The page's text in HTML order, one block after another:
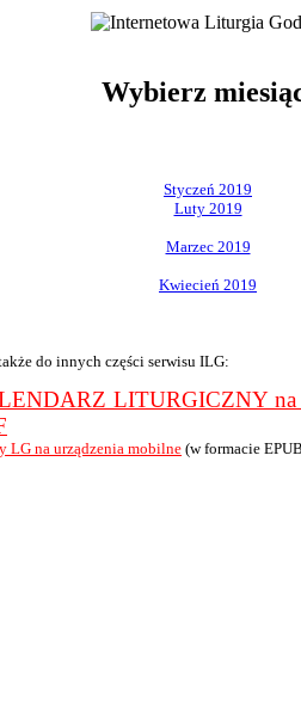
Wybierz
Styczeń 2019
Luty 2019
Marzec 2019
Kwiecień 2019
do innych części serwisu ILG:
LITURGICZNY na
LG na urządzenia mobilne (w formacie